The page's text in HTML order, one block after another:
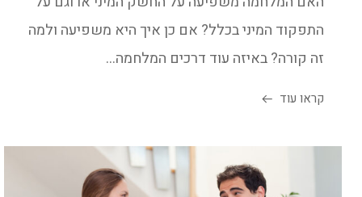
התפקוד המיני בכלל? אם כן איך היא משפיעה ולמה
זה קורה? באיזה עוד דרכים המלחמה...
קראו עוד